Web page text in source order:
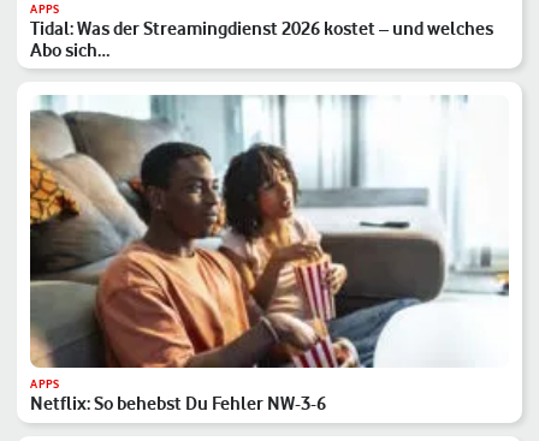
APPS
Tidal: Was der Streamingdienst 2026 kostet – und welches
Abo sich…
APPS
Netflix: So behebst Du Fehler NW-3-6